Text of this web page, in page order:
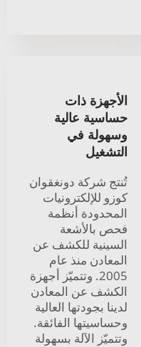
الأجهزة ذات
حساسية عالية
وسهولة في
التشغيل
تُنتج شركة دونغقوان
كوزو للإلكترونيات
المحدودة أنظمة
فحص بالأشعة
السينية للكشف عن
المعادن منذ عام
2005. وتتميّز أجهزة
الكشف عن المعادن
لدينا بجودتها العالية
وحساسيتها الفائقة.
وتتميّز الآلة بسهولة